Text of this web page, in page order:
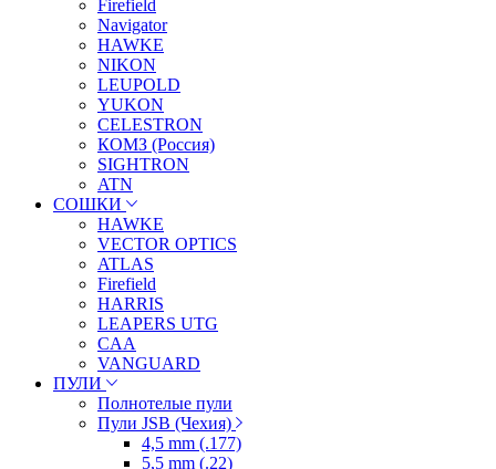
Firefield
Navigator
HAWKE
NIKON
LEUPOLD
YUKON
CELESTRON
КОМЗ (Россия)
SIGHTRON
ATN
СОШКИ
HAWKE
VECTOR OPTICS
ATLAS
Firefield
HARRIS
LEAPERS UTG
CAA
VANGUARD
ПУЛИ
Полнотелые пули
Пули JSB (Чехия)
4,5 mm (.177)
5,5 mm (.22)